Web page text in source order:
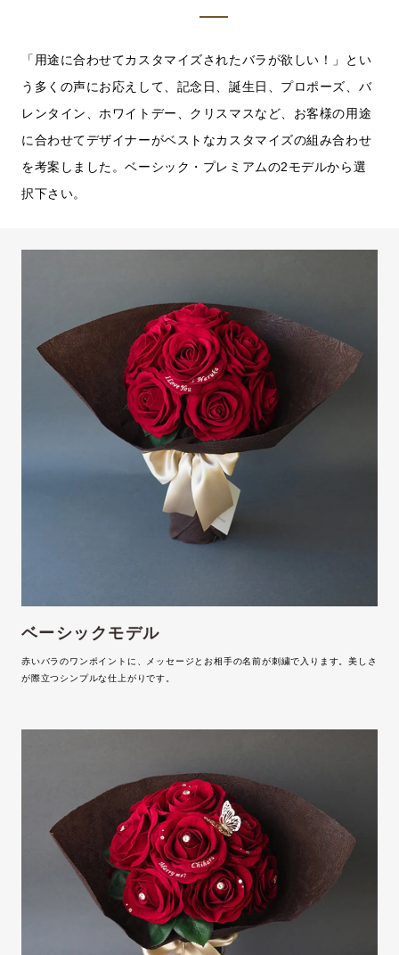
「用途に合わせてカスタマイズされたバラが欲しい！」とい
う多くの声にお応えして、記念日、誕生日、プロポーズ、バ
レンタイン、ホワイトデー、クリスマスなど、お客様の用途
に合わせてデザイナーがベストなカスタマイズの組み合わせ
を考案しました。ベーシック・プレミアムの2モデルから選
択下さい。
ベーシックモデル
赤いバラのワンポイントに、メッセージとお相手の名前が刺繍で入ります。美しさ
が際立つシンプルな仕上がりです。